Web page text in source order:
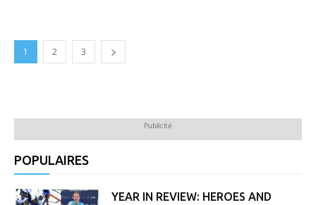
1 2 3
Publicité
POPULAIRES
YEAR IN REVIEW: HEROES AND